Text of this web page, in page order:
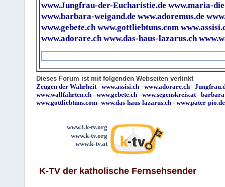
www.Jungfrau-der-Eucharistie.de www.maria-
www.barbara-weigand.de www.adoremus.de
www.gebete.ch www.gottliebtuns.com
www.adorare.ch www.das-haus-lazarus.ch
Dieses Forum ist mit folgenden Webseiten verlinkt
Zeugen der Wahrheit- www.assisi.ch - www.adorare.ch -
www.wallfahrten.ch - www.gebete.ch - www.segenskreis.at-
www.gottliebtuns.com- www.das-haus-lazarus.ch - www.pater-pio.de
www3.k-tv.org
www.k-tv.org
www.k-tv.at
K-TV der katholische Fernsehsender